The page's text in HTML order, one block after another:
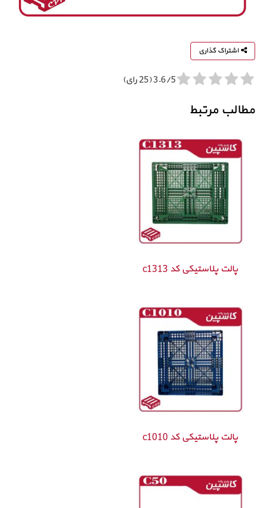
اشتراک گذاری
3.6/5 (25 رای)
مطالب مرتبط
پالت پلاستیکی کد c1313
پالت پلاستیکی کد c1010